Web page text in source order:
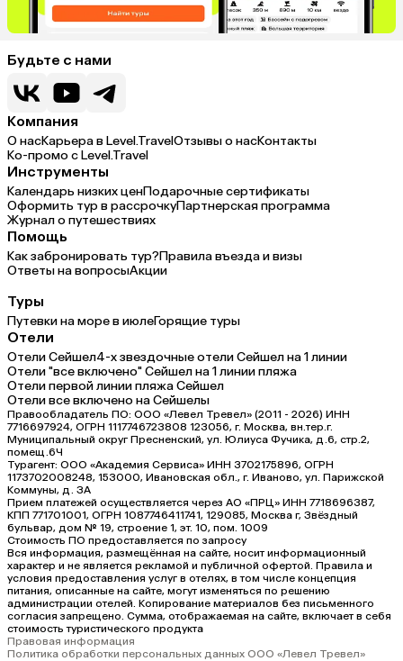
Будьте с нами
Компания
О насКарьера в Level.TravelОтзывы о насКонтакты
Ко-промо с Level.Travel
Инструменты
Календарь низких ценПодарочные сертификаты
Оформить тур в рассрочкуПартнерская программа
Журнал о путешествиях
Помощь
Как забронировать тур?Правила въезда и визы
Ответы на вопросыАкции
Туры
Путевки на море в июлеГорящие туры
Отели
Отели Сейшел4-х звездочные отели Сейшел на 1 линии
Отели "все включено" Сейшел на 1 линии пляжа
Отели первой линии пляжа Сейшел
Отели все включено на Сейшелы
Правообладатель ПО: ООО «Левел Тревел» (2011 - 2026) ИНН
7716697924, ОГРН 1117746723808 123056, г. Москва, вн.тер.г.
Муниципальный округ Пресненский, ул. Юлиуса Фучика, д.6, стр.2,
помещ.6Ч
Турагент: ООО «Академия Сервиса» ИНН 3702175896, ОГРН
1173702008248, 153000, Ивановская обл., г. Иваново, ул. Парижской
Коммуны, д. ЗА
Прием платежей осуществляется через АО «ПРЦ» ИНН 7718696387,
КПП 771701001, ОГРН 1087746411741, 129085, Москва г, Звёздный
бульвар, дом № 19, строение 1, эт. 10, пом. 1009
Стоимость ПО предоставляется по запросу
Вся информация, размещённая на сайте, носит информационный
характер и не является рекламой и публичной офертой. Правила и
условия предоставления услуг в отелях, в том числе концепция
питания, описанные на сайте, могут изменяться по решению
администрации отелей. Копирование материалов без письменного
согласия запрещено. Сумма, отображаемая на сайте, включает в себя
стоимость туристического продукта
Правовая информация
Политика обработки персональных данных ООО «Левел Тревел»